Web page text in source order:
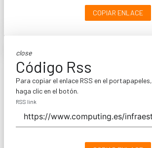
COPIAR ENLACE
close
Código Rss
Para copiar el enlace RSS en el portapapeles,
haga clic en el botón.
RSS link